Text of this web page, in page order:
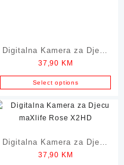
Digitalna Kamera za Djecu
maXlife Blue X2HD
37,90 KM
Select options
Digitalna Kamera za Djecu
maXlife Rose X2HD
37,90 KM